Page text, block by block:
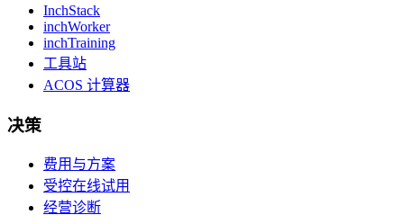
InchStack
inchWorker
inchTraining
工具站
ACOS 计算器
决策
费用与方案
受控在线试用
经营诊断